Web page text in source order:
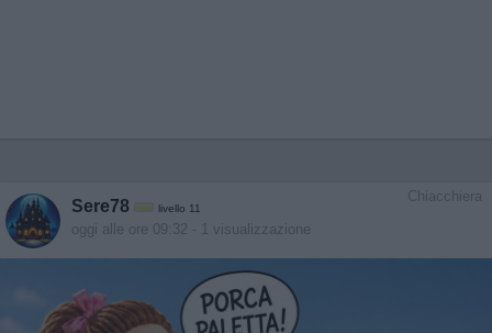
Chiacchiera
Sere78 livello 11
oggi alle ore 09:32 - 1 visualizzazione